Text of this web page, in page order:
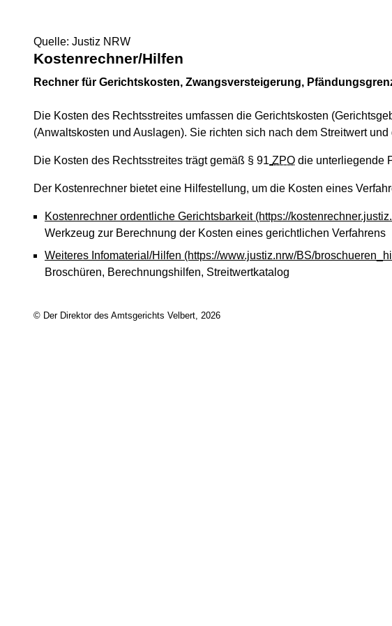
Quelle: Justiz NRW
Kostenrechner/Hilfen
Rechner für Gerichtskosten, Zwangsversteigerung,
Die Kosten des Rechtsstreites umfassen die Gerichtskosten
(Anwaltskosten und Auslagen). Sie richten sich nach dem Streitwert und
Die Kosten des Rechtsstreites trägt gemäß § 91 ZPO die unterliegende
Der Kostenrechner bietet eine Hilfestellung, um die Kosten eines
Kostenrechner ordentliche Gerichtsbarkeit (https://
Werkzeug zur Berechnung der Kosten eines gerichtlichen Verfahrens
Weiteres Infomaterial/Hilfen (https://www.justiz.nrw/BS/
Broschüren, Berechnungshilfen, Streitwertkatalog
© Der Direktor des Amtsgerichts Velbert, 2026